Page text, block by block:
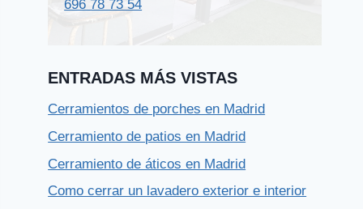
696 78 73 54
ENTRADAS MÁS VISTAS
Cerramientos de porches en Madrid
Cerramiento de patios en Madrid
Cerramiento de áticos en Madrid
Como cerrar un lavadero exterior e interior